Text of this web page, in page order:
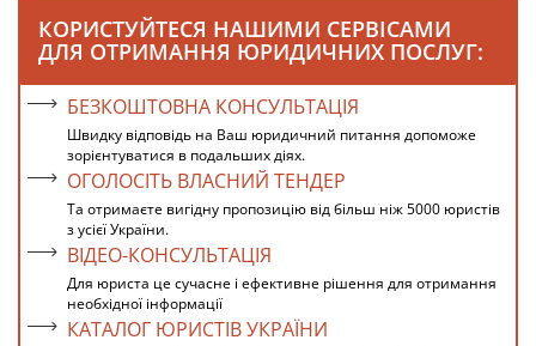
КОРИСТУЙТЕСЯ НАШИМИ СЕРВІСАМИ
ДЛЯ ОТРИМАННЯ ЮРИДИЧНИХ ПОСЛУГ:
БЕЗКОШТОВНА КОНСУЛЬТАЦІЯ
Швидку відповідь на Ваш юридичний питання допоможе
зорієнтуватися в подальших діях.
ОГОЛОСІТЬ ВЛАСНИЙ ТЕНДЕР
Та отримаєте вигідну пропозицію від більш ніж 5000 юристів
з усієї України.
ВІДЕО-КОНСУЛЬТАЦІЯ
Для юриста це сучасне і ефективне рішення для отримання
необхідної інформації
КАТАЛОГ ЮРИСТІВ УКРАЇНИ